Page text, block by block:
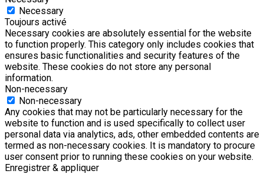
Necessary
Toujours activé
Necessary cookies are absolutely essential for the website
to function properly. This category only includes cookies that
ensures basic functionalities and security features of the
website. These cookies do not store any personal
information.
Non-necessary
Non-necessary
Any cookies that may not be particularly necessary for the
website to function and is used specifically to collect user
personal data via analytics, ads, other embedded contents are
termed as non-necessary cookies. It is mandatory to procure
user consent prior to running these cookies on your website.
Enregistrer & appliquer